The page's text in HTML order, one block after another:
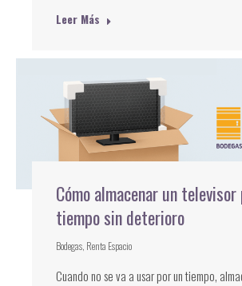
Leer Más
Cómo almacenar un
tiempo sin deterioro
Bodegas Renta Espacio
Cuando no se va a usar por un tiempo,